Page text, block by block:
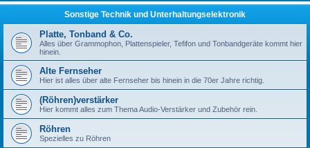
Sonstige Technik und Unterhaltungselektronik
Platte, Tonband & Co.
Alles über Grammophon, Plattenspieler, Tefifon und Tonbandgeräte kommt hier
hinein.
Alte Fernseher
Hier ist alles über alte Fernseher bis hinein in die 70er Jahre richtig.
(Röhren)verstärker
Hier kommt alles zum Thema Audio-Verstärker und Zubehör rein.
Röhren
Spezielles zu Röhren